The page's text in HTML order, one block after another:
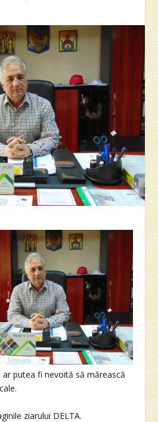
putea fi nevoită să mărească
ziarului DELTA.